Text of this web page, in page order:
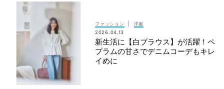
ファッション
洋服
2026.04.13
新生活に【白ブラウス】が活躍！ペ
プラムの甘さでデニムコーデもキレ
イめに